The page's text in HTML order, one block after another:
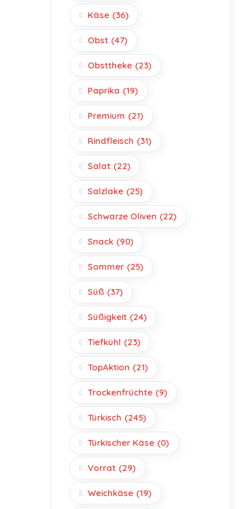
Käse (36)
Obst (47)
Obsttheke (23)
Paprika (19)
Premium (21)
Rindfleisch (31)
Salat (22)
Salzlake (25)
Schwarze Oliven (22)
Snack (90)
Sommer (25)
Süß (37)
Süßigkeit (24)
Tiefkühl (23)
TopAktion (21)
Trockenfrüchte (9)
Türkisch (245)
Türkischer Käse (0)
Vorrat (29)
Weichkäse (19)